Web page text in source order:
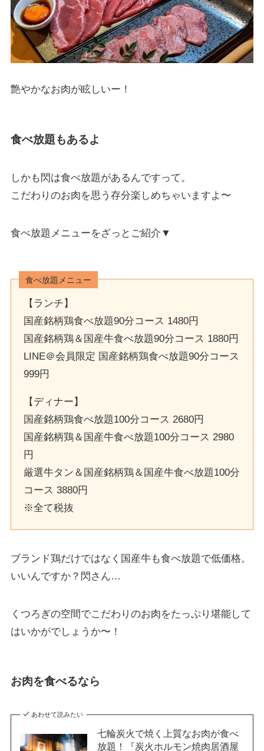
艶やかなお肉が眩しいー！
食べ放題もあるよ
しかも閃は食べ放題があるんですって。
こだわりのお肉を思う存分楽しめちゃいますよ〜
食べ放題メニューをざっとご紹介▼
食べ放題メニュー
【ランチ】
国産銘柄鶏食べ放題90分コース 1480円
国産銘柄鶏＆国産牛食べ放題90分コース 1880円
LINE＠会員限定 国産銘柄鶏食べ放題90分コース
999円
【ディナー】
国産銘柄鶏食べ放題100分コース 2680円
国産銘柄鶏＆国産牛食べ放題100分コース 2980
円
厳選牛タン＆国産銘柄鶏＆国産牛食べ放題100分
コース 3880円
※全て税抜
ブランド鶏だけではなく国産牛も食べ放題で低価格。
いいんですか？閃さん…
くつろぎの空間でこだわりのお肉をたっぷり堪能して
はいかがでしょうか〜！
お肉を食べるなら
あわせて読みたい
七輪炭火で焼く上質なお肉が食べ
放題！『炭火ホルモン焼肉居酒屋